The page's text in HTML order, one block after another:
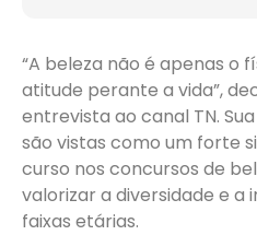
“A beleza não é apenas o
atitude perante a vida”,
entrevista ao canal TN.
são vistas como um forte
curso nos concursos de
valorizar a diversidade e a
faixas etárias.